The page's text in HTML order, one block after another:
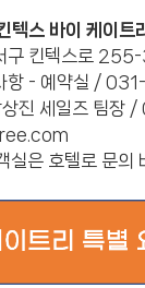
스 바이 케이트
구 킨텍스로
항 - 예약실 /
상진 세일즈 팀
은 호텔로 문의